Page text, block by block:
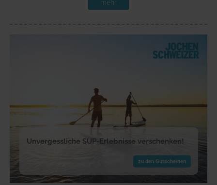
mehr
Unvergessliche SUP-Erlebnisse verschenken!
zu den Gutscheinen